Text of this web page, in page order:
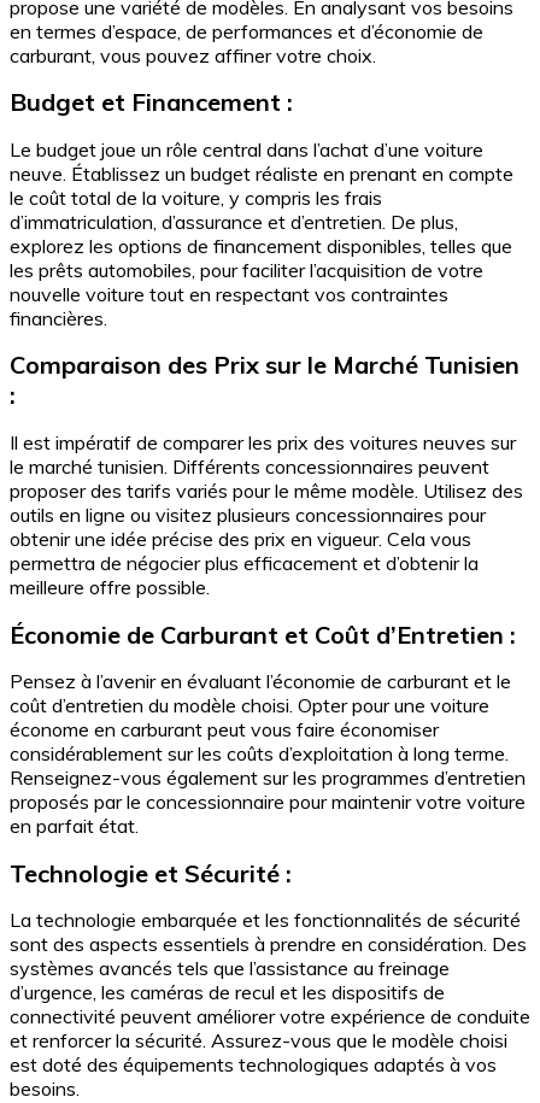
propose une variété de modèles. En analysant vos besoins
en termes d’espace, de performances et d’économie de
carburant, vous pouvez affiner votre choix.
Budget et Financement :
Le budget joue un rôle central dans l’achat d’une voiture
neuve. Établissez un budget réaliste en prenant en compte
le coût total de la voiture, y compris les frais
d’immatriculation, d’assurance et d’entretien. De plus,
explorez les options de financement disponibles, telles que
les prêts automobiles, pour faciliter l’acquisition de votre
nouvelle voiture tout en respectant vos contraintes
financières.
Comparaison des Prix sur le Marché Tunisien
:
Il est impératif de comparer les prix des voitures neuves sur
le marché tunisien. Différents concessionnaires peuvent
proposer des tarifs variés pour le même modèle. Utilisez des
outils en ligne ou visitez plusieurs concessionnaires pour
obtenir une idée précise des prix en vigueur. Cela vous
permettra de négocier plus efficacement et d’obtenir la
meilleure offre possible.
Économie de Carburant et Coût d’Entretien :
Pensez à l’avenir en évaluant l’économie de carburant et le
coût d’entretien du modèle choisi. Opter pour une voiture
économe en carburant peut vous faire économiser
considérablement sur les coûts d’exploitation à long terme.
Renseignez-vous également sur les programmes d’entretien
proposés par le concessionnaire pour maintenir votre voiture
en parfait état.
Technologie et Sécurité :
La technologie embarquée et les fonctionnalités de sécurité
sont des aspects essentiels à prendre en considération. Des
systèmes avancés tels que l’assistance au freinage
d’urgence, les caméras de recul et les dispositifs de
connectivité peuvent améliorer votre expérience de conduite
et renforcer la sécurité. Assurez-vous que le modèle choisi
est doté des équipements technologiques adaptés à vos
besoins.